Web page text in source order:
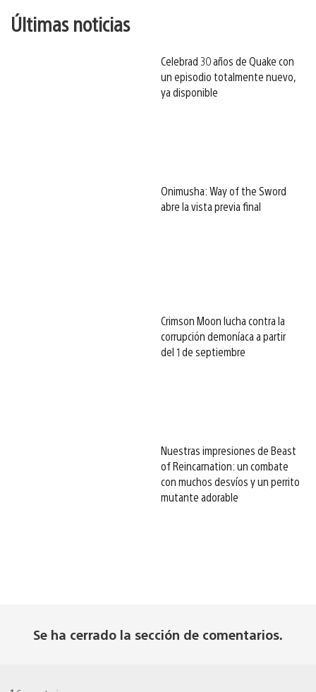
Últimas noticias
Celebrad 30 años de Quake con
un episodio totalmente nuevo,
ya disponible
Onimusha: Way of the Sword
abre la vista previa final
Crimson Moon lucha contra la
corrupción demoníaca a partir
del 1 de septiembre
Nuestras impresiones de Beast
of Reincarnation: un combate
con muchos desvíos y un perrito
mutante adorable
Se ha cerrado la sección de comentarios.